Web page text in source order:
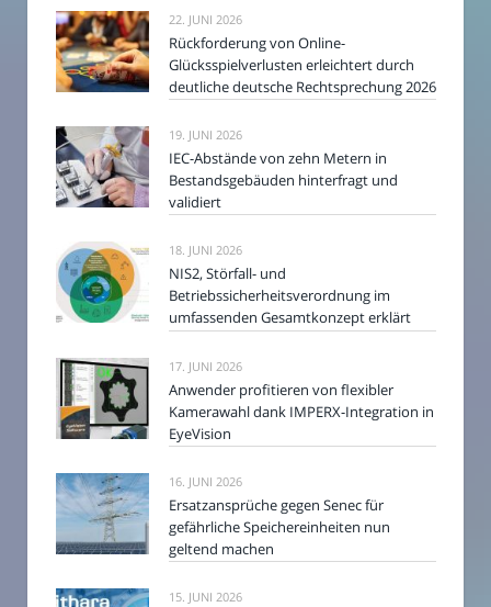
22. JUNI 2026
Rückforderung von Online-
Glücksspielverlusten erleichtert durch
deutliche deutsche Rechtsprechung 2026
19. JUNI 2026
IEC-Abstände von zehn Metern in
Bestandsgebäuden hinterfragt und
validiert
18. JUNI 2026
NIS2, Störfall- und
Betriebssicherheitsverordnung im
umfassenden Gesamtkonzept erklärt
17. JUNI 2026
Anwender profitieren von flexibler
Kamerawahl dank IMPERX-Integration in
EyeVision
16. JUNI 2026
Ersatzansprüche gegen Senec für
gefährliche Speichereinheiten nun
geltend machen
15. JUNI 2026